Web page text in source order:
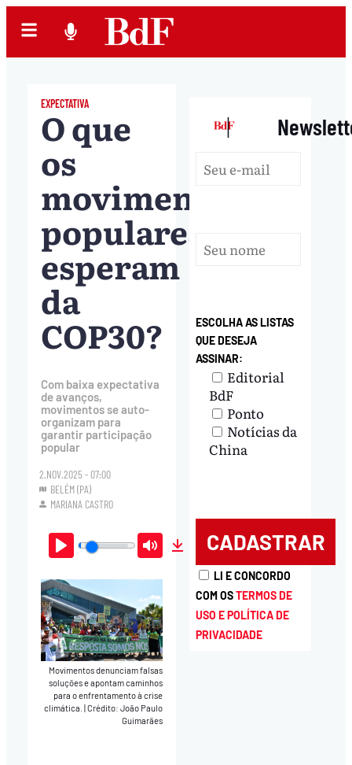
EXPECTATIVA
O que
os
movimentos
populares
esperam
da
COP30?
Com baixa expectativa
de avanços,
movimentos se auto-
organizam para
garantir participação
popular
2.NOV.2025 - 07:00
BELÉM (PA)
MARIANA CASTRO
Play Mute Download
Movimentos denunciam falsas
soluções e apontam caminhos
para o enfrentamento à crise
climática.|Crédito: João Paulo
Guimarães
|
ESCOLHA AS LISTAS
QUE DESEJA
ASSINAR:
Editorial
BdF
Ponto
Notícias da
China
LI E CONCORDO
COM OSTERMOS DE
USO E POLÍTICA DE
PRIVACIDADE